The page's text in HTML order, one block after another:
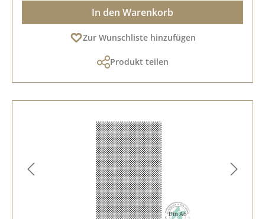
In den Warenkorb
Zur Wunschliste hinzufügen
Produkt teilen